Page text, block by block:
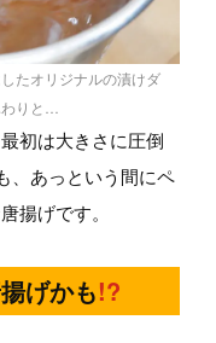
たオリジナルの漬けダ
りと…
初は大きさに圧倒
、あっという間にペ
揚げです。
げかも!?